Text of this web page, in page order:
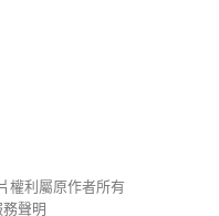
權利屬原作者所有
務聲明